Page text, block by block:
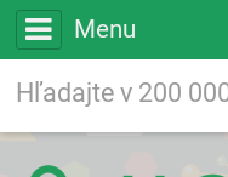
Menu
Vyhľadávanie